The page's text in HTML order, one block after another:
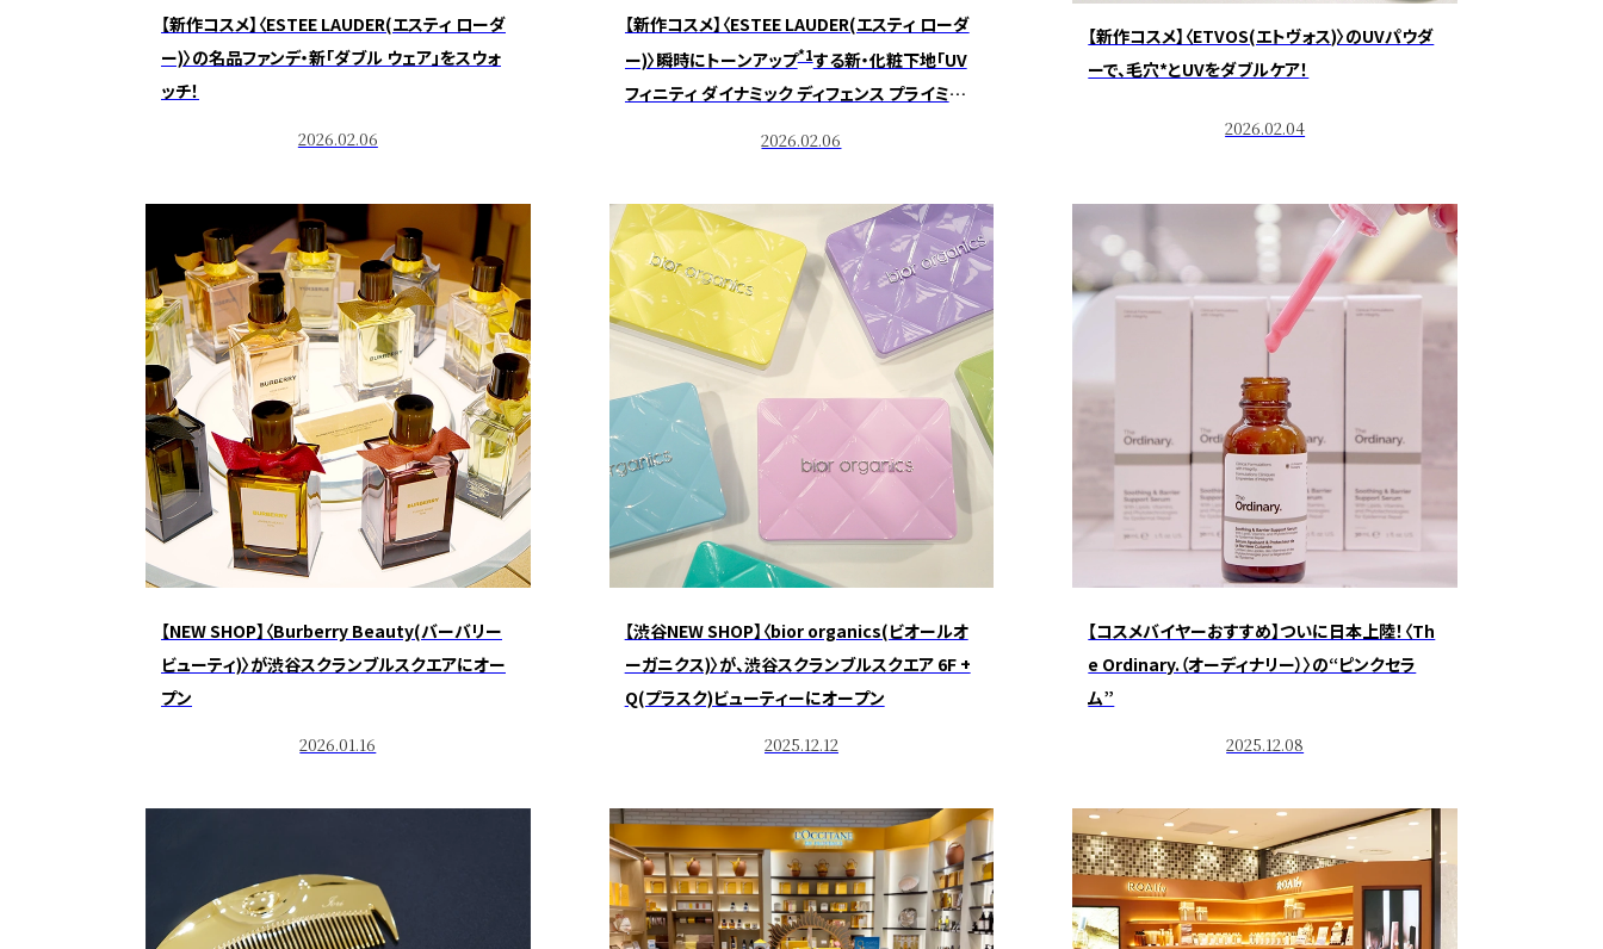
【新作コスメ】〈ESTEE LAUDER(エスティ ローダ
ー)〉の名品ファンデ・新「ダブル ウェア」をスウォ
ッチ！
2026.02.06
【新作コスメ】〈ESTEE LAUDER(エスティ ローダ
ー)〉瞬時にトーンアップ*1する新・化粧下地「UV
フィニティ ダイナミック ディフェンス プライミン
2026.02.06
【新作コスメ】〈ETVOS(エトヴォス)〉のUVパウダ
ーで、毛穴*とUVをダブルケア！
2026.02.04
【NEW SHOP】〈Burberry Beauty(バーバリー
ビューティ)〉が渋谷スクランブルスクエアにオー
プン
2026.01.16
【渋谷NEW SHOP】〈bior organics(ビオールオ
ーガニクス)〉が、渋谷スクランブルスクエア 6F +
Q(プラスク)ビューティーにオープン
2025.12.12
【コスメバイヤーおすすめ】ついに日本上陸！〈Th
e Ordinary.（オーディナリー）〉の“ピンクセラ
ム”
2025.12.08